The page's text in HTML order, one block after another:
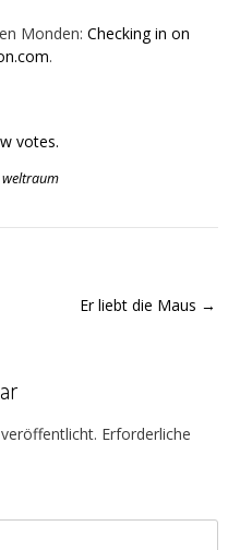
Monden: Checking in on
.
Rating
votes.
weltraum
Er liebt die Maus
Erforderliche